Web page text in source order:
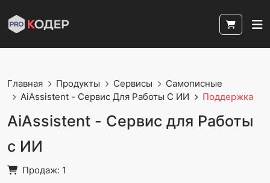
Главная Продукты Сервисы
Самописные
AiAssistent - Сервис Для Работы С ИИ
Поддержка
AiAssistent - Сервис для Работы
с ИИ
Продаж: 1